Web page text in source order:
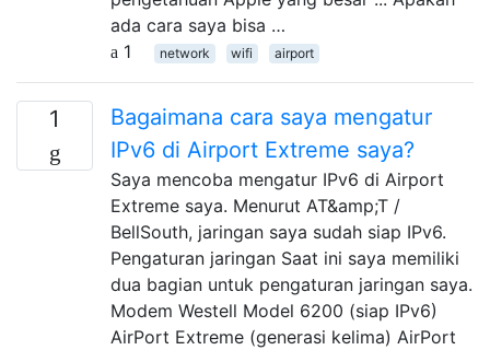
ada cara saya bisa …
1
network wifi airport
1
Bagaimana cara saya mengatur
IPv6 di Airport Extreme saya?
Saya mencoba mengatur IPv6 di Airport
Extreme saya. Menurut AT&amp;T /
BellSouth, jaringan saya sudah siap IPv6.
Pengaturan jaringan Saat ini saya memiliki
dua bagian untuk pengaturan jaringan saya.
Modem Westell Model 6200 (siap IPv6)
AirPort Extreme (generasi kelima) AirPort